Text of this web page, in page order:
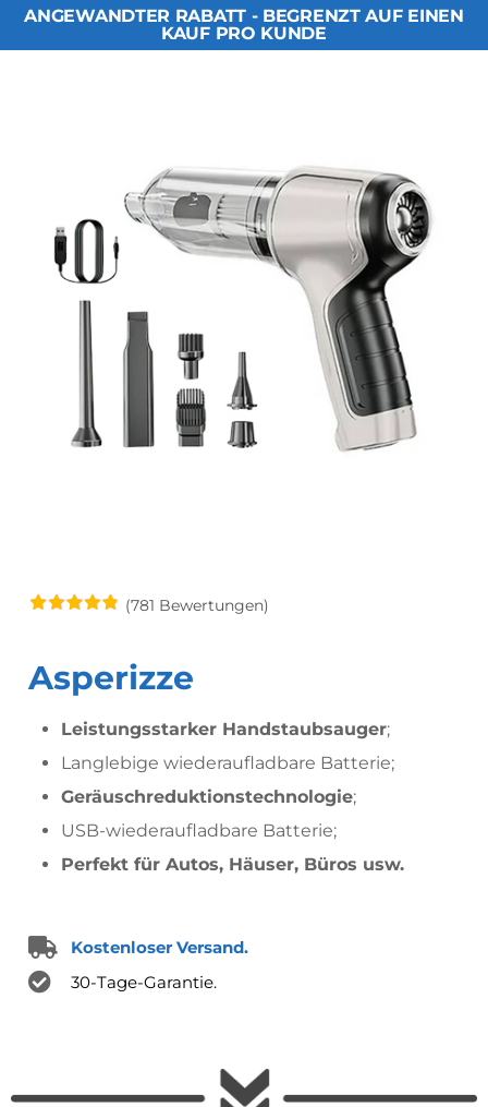
ANGEWANDTER RABATT - BEGRENZT AUF EINEN
KAUF PRO KUNDE
(781 Bewertungen)
Asperizze
Leistungsstarker Handstaubsauger;
Langlebige wiederaufladbare Batterie;
Geräuschreduktionstechnologie;
USB-wiederaufladbare Batterie;
Perfekt für Autos, Häuser, Büros usw.
Kostenloser Versand.
30-Tage-Garantie.